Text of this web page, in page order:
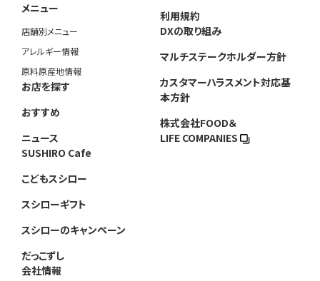
メニュー
店舗別メニュー
アレルギー情報
原料原産地情報
お店を探す
おすすめ
ニュース
SUSHIRO Cafe
こどもスシロー
スシローギフト
スシローのキャンペーン
だっこずし
会社情報
利用規約
DXの取り組み
マルチステークホルダー方針
カスタマーハラスメント対応基
本方針
株式会社FOOD＆
LIFE COMPANIES